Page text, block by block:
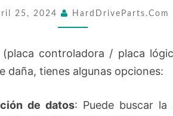
2060-
771640-
PLACA
DISCO
25, 2024 HardDriveParts.com
(placa controladora / placa
daña, tienes algunas opciones:
de datos: Puede buscar la